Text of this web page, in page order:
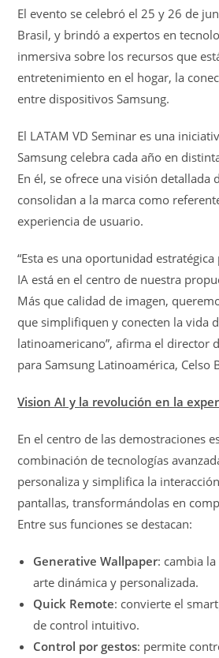
El evento se celebró el 25 y 26 de
Brasil, y brindó a expertos en
inmersiva sobre los recursos que
entretenimiento en el hogar, la
entre dispositivos Samsung.
El LATAM VD Seminar es una
Samsung celebra cada año en
En él, se ofrece una visión detallada
consolidan a la marca como
experiencia de usuario.
“Esta es una oportunidad
IA está en el centro de nuestra
Más que calidad de imagen,
que simplifiquen y conecten la vida
latinoamericano”, afirma el director
para Samsung Latinoamérica, Celso
Vision AI y la revolución en la
En el centro de las demostraciones
combinación de tecnologías
personaliza y simplifica la
pantallas, transformándolas en
Entre sus funciones se destacan:
Generative Wallpaper: cambia
arte dinámica y personalizada.
Quick Remote: convierte el
de control intuitivo.
Control por gestos: permite